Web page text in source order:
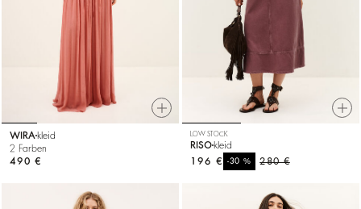
WIRA kleid
2 Farben
490 €
LOW STOCK
RISO kleid
280 €
-30%
196 €